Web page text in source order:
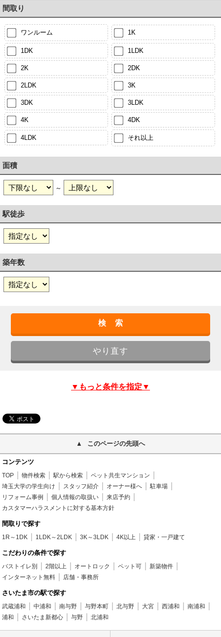
間取り
ワンルーム 1K
1DK 1LDK
2K 2DK
2LDK 3K
3DK 3LDK
4K 4DK
4LDK それ以上
面積
～
駅徒歩
築年数
▼もっと条件を指定▼
このページの先頭へ
コンテンツ
TOP 物件検索 駅から検索
ペット共生マンション
埼玉大学の学生向け
スタッフ紹介 オーナー様へ
駐車場
リフォーム事例
個人情報の取扱い
来店予約
カスタマーハラスメントに対する基本方針
間取りで探す
1R～1DK 1LDK～2LDK 3K～3LDK 4K以上 貸家・一戸建て
こだわりの条件で探す
バストイレ別 2階以上 オートロック ペット可
新築物件
インターネット無料
店舗・事務所
さいたま市の駅で探す
武蔵浦和 中浦和 南与野 与野本町 北与野 大宮 西浦和
南浦和
浦和
さいたま新都心 与野 北浦和